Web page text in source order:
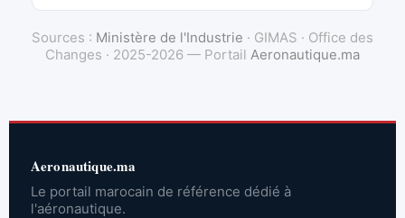
Sources : Ministère de l'Industrie · GIMAS · Office des
Changes · 2025-2026 — Portail Aeronautique.ma
Aeronautique.ma
Le portail marocain de référence dédié à
l'aéronautique.